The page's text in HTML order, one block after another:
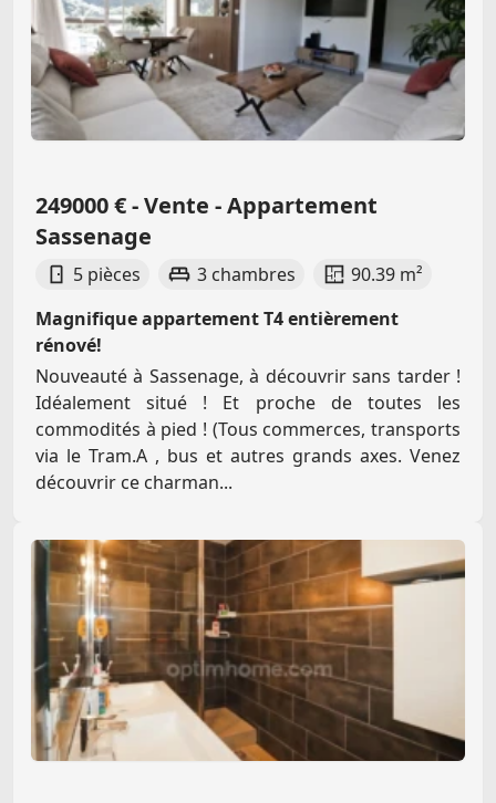
249000 € - Vente - Appartement
Sassenage
5 pièces 3 chambres
90.39 m²
Magnifique appartement T4 entièrement
rénové!
Nouveauté à Sassenage, à découvrir sans tarder !
Idéalement situé ! Et proche de toutes les
commodités à pied ! (Tous commerces, transports
via le Tram.A , bus et autres grands axes. Venez
découvrir ce charman...